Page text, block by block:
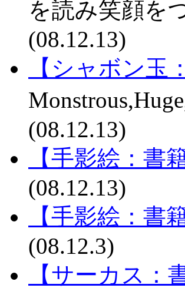
を読み笑顔を
(08.12.13)
【シャボン玉
(08.12.13)
【手影絵：書籍
(08.12.13)
【手影絵：書籍
(08.12.3)
【サーカス：